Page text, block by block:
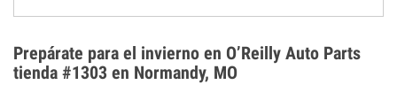
el sobrecalentamiento en condiciones de frío
extremo. Aprende cómo comprobar la protección
anticongelante en nuestra sección How-To.
Prepárate para el invierno en O’Reilly Auto Parts
tienda #1303 en Normandy, MO